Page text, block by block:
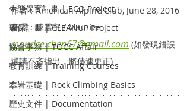
生態保育計畫 | ECO Project
環保計畫 | CLEANUP Project
協會事務 | TOCC Affair
教育訓練 | Training Courses
攀岩基礎 | Rock Climbing Basics
歷史文件 | Documentation
作者：American Alpine Club, June 28, 2016
翻譯：陳震宇 / Maurice
maurice.chen67@gmail.com (如發現錯誤
還請不吝指出，將儘速更正)